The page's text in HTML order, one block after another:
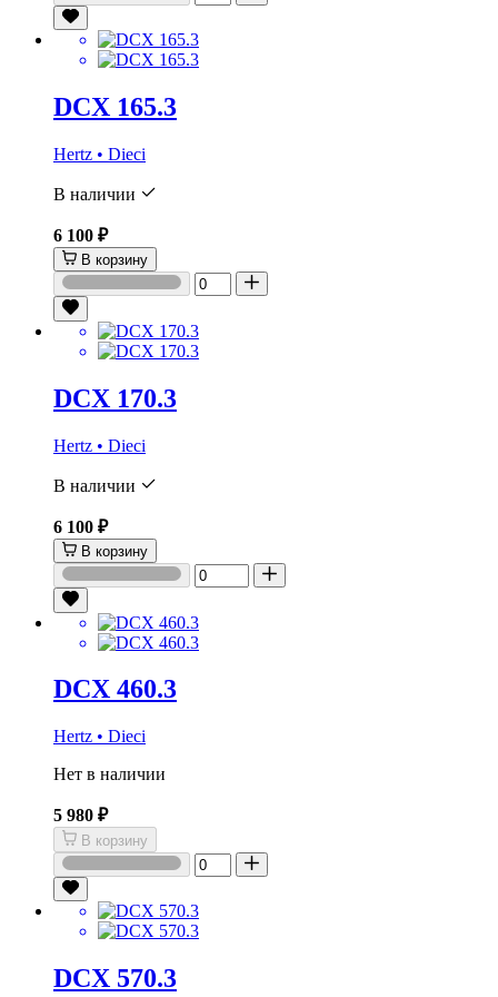
DCX 165.3
Hertz • Dieci
В наличии
6 100 ₽
В корзину
DCX 170.3
Hertz • Dieci
В наличии
6 100 ₽
В корзину
DCX 460.3
Hertz • Dieci
Нет в наличии
5 980 ₽
В корзину
DCX 570.3